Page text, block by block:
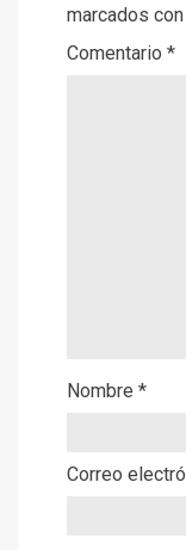
marcados con
Comentario *
Nombre *
Correo